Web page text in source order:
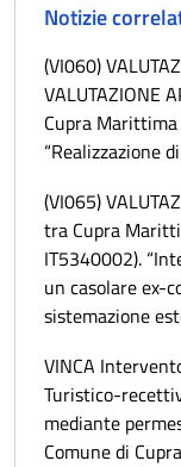
Notizie
(VI060)
VALUTAZIONE
Cupra Marittima
“Realizzazione
(VI065)
tra Cupra
IT5340002).
un casolare ex-
sistemazione
VINCA
Turistico-
mediante
Comune di